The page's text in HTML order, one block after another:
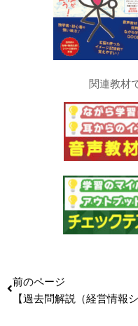
関連教材
前のページ